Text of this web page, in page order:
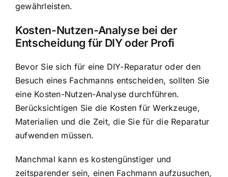
gewährleisten.
Kosten-Nutzen-Analyse bei der
Entscheidung für DIY oder Profi
Bevor Sie sich für eine DIY-Reparatur oder den
Besuch eines Fachmanns entscheiden, sollten Sie
eine Kosten-Nutzen-Analyse durchführen.
Berücksichtigen Sie die Kosten für Werkzeuge,
Materialien und die Zeit, die Sie für die Reparatur
aufwenden müssen.
Manchmal kann es kostengünstiger und
zeitsparender sein, einen Fachmann aufzusuchen,